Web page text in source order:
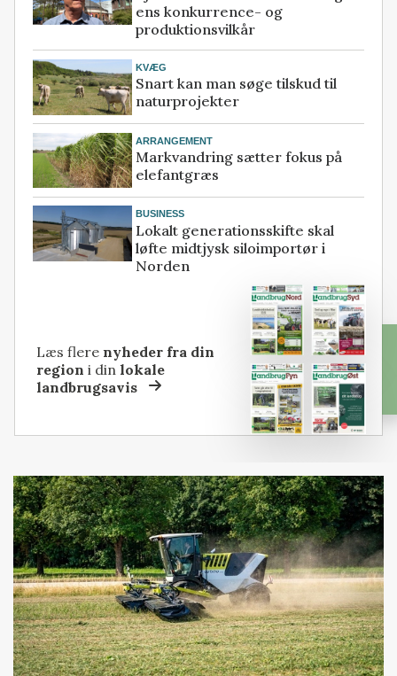
ens konkurrence- og
produktionsvilkår
KVÆG
Snart kan man søge tilskud til
naturprojekter
ARRANGEMENT
Markvandring sætter fokus på
elefantgræs
BUSINESS
Lokalt generationsskifte skal
løfte midtjysk siloimportør i
Norden
Læs flere nyheder fra din
region i dinlokale
landbrugsavis